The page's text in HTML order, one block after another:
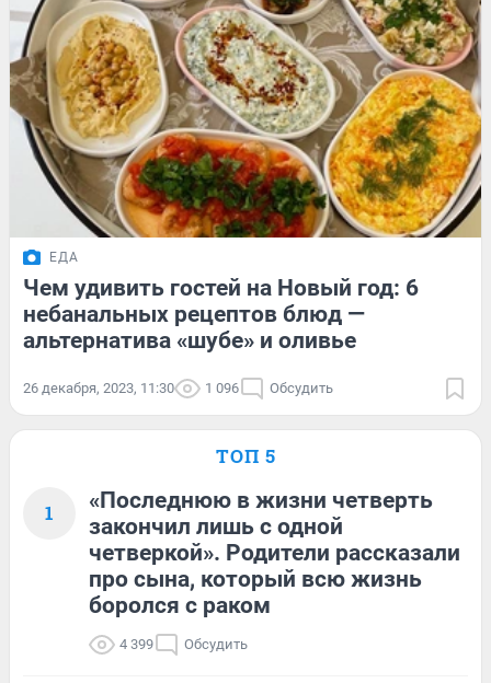
ЕДА
Чем удивить гостей на Новый год: 6
небанальных рецептов блюд —
альтернатива «шубе» и оливье
26 декабря, 2023, 11:30 1 096 Обсудить
ТОП 5
1
«Последнюю в жизни четверть
закончил лишь с одной
четверкой». Родители рассказали
про сына, который всю жизнь
боролся с раком
4 399 Обсудить